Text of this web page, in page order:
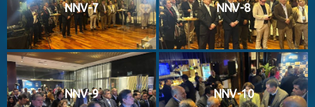
NNV-7 NNV-8
NNV-9 NNV-10